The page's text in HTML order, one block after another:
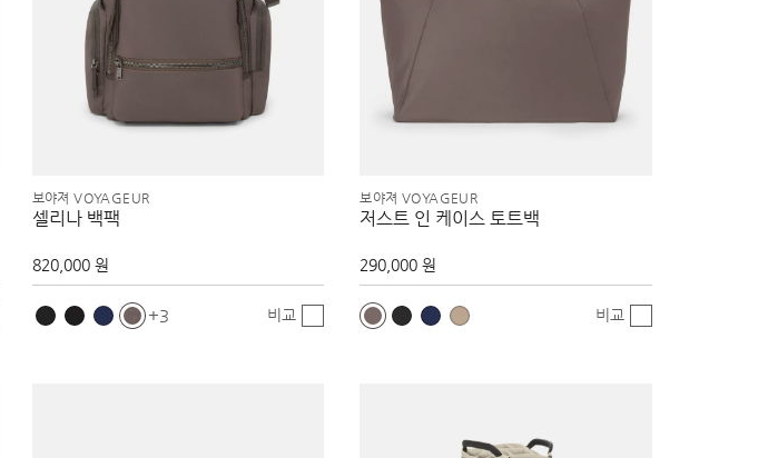
보야져 VOYAGEUR
셀리나 백팩
820,000 원
3 비교
보야져 VOYAGEUR
저스트 인 케이스 토트백
290,000 원
비교